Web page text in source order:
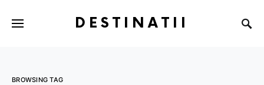
DESTINATII
BROWSING TAG